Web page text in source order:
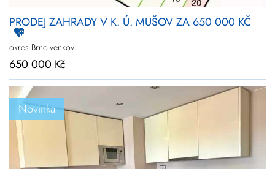
PRODEJ ZAHRADY V K. Ú. MUŠOV ZA 650 000 KČ
okres Brno-venkov
650 000 Kč
Novinka
Vyberte kraje
Upřesnit
lokalitu
Cena
rozšířené hledání